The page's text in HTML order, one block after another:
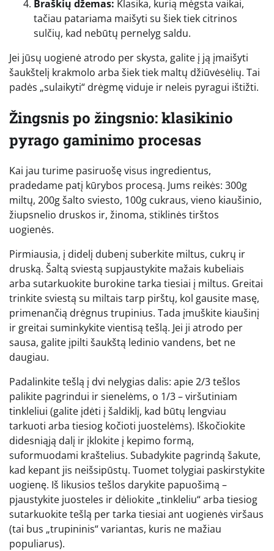
Braškių džemas: Klasika, kurią mėgsta vaikai,
tačiau patariama maišyti su šiek tiek citrinos
sulčių, kad nebūtų pernelyg saldu.
Jei jūsų uogienė atrodo per skysta, galite į ją įmaišyti
šaukštelį krakmolo arba šiek tiek maltų džiūvėsėlių. Tai
padės „sulaikyti“ drėgmę viduje ir neleis pyragui ištižti.
Žingsnis po žingsnio: klasikinio
pyrago gaminimo procesas
Kai jau turime pasiruošę visus ingredientus,
pradedame patį kūrybos procesą. Jums reikės: 300g
miltų, 200g šalto sviesto, 100g cukraus, vieno kiaušinio,
žiupsnelio druskos ir, žinoma, stiklinės tirštos
uogienės.
Pirmiausia, į didelį dubenį suberkite miltus, cukrų ir
druską. Šaltą sviestą supjaustykite mažais kubeliais
arba sutarkuokite burokine tarka tiesiai į miltus. Greitai
trinkite sviestą su miltais tarp pirštų, kol gausite masę,
primenančią drėgnus trupinius. Tada įmuškite kiaušinį
ir greitai suminkykite vientisą tešlą. Jei ji atrodo per
sausa, galite įpilti šaukštą ledinio vandens, bet ne
daugiau.
Padalinkite tešlą į dvi nelygias dalis: apie 2/3 tešlos
palikite pagrindui ir sienelėms, o 1/3 – viršutiniam
tinkleliui (galite įdėti į šaldiklį, kad būtų lengviau
tarkuoti arba tiesiog kočioti juostelėms). Iškočiokite
didesniąją dalį ir įklokite į kepimo formą,
suformuodami kraštelius. Subadykite pagrindą šakute,
kad kepant jis neišsipūstų. Tuomet tolygiai paskirstykite
uogienę. Iš likusios tešlos darykite papuošimą –
pjaustykite juosteles ir dėliokite „tinkleliu“ arba tiesiog
sutarkuokite tešlą per tarka tiesiai ant uogienės viršaus
(tai bus „trupininis“ variantas, kuris ne mažiau
populiarus).